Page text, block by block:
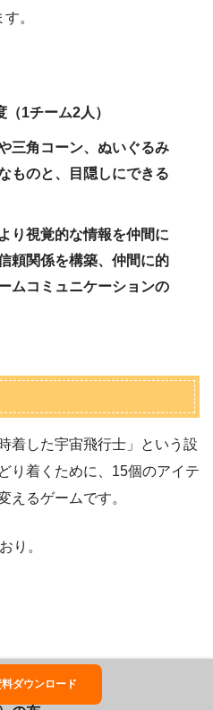
。
1チーム2人）
三角コーン、ぬいぐるみ
ものと、目隠しにできる
り視覚的な情報を仲間に
頼関係を構築、仲間に的
ムコミュニケーションの
着した宇宙飛行士」という設
り着くために、15個のアイテ
えるゲームです。
り。
ダウンロード